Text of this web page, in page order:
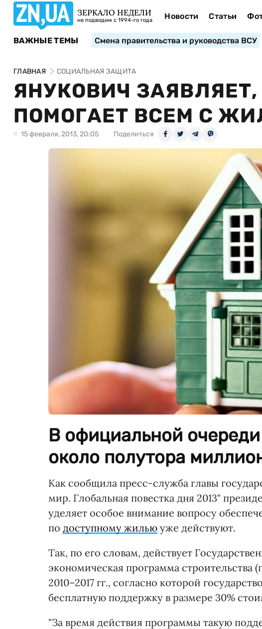
ЗЕРКАЛО НЕДЕЛИ
не подводим с 1994-го года Новости Статьи
ВАЖНЫЕ ТЕМЫ Смена правительства и руководства ВСУ
ГЛАВНАЯ СОЦИАЛЬНАЯ ЗАЩИТА
ЯНУКОВИЧ
ПОМОГАЕТ ВСЕМ С
15 февраля, 2013, 20:05 Поделиться
В официальной
около полутора
Как сообщила пресс-служба главы
мир. Глобальная повестка дня 2013"
уделяет особое внимание вопросу
по доступному жилью уже действуют.
Так, по его словам, действует
экономическая программа строительства
2010–2017 гг., согласно которой
бесплатную поддержку в размере 30%
"За время действия программы такую